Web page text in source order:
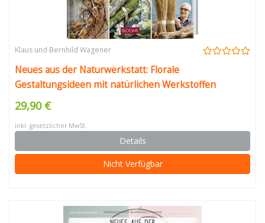
Klaus und Bernhild Wagener
Neues aus der Naturwerkstatt: Florale
Gestaltungsideen mit natürlichen Werkstoffen
29,90 €
inkl. gesetzlicher MwSt.
Details
Nicht Verfügbar